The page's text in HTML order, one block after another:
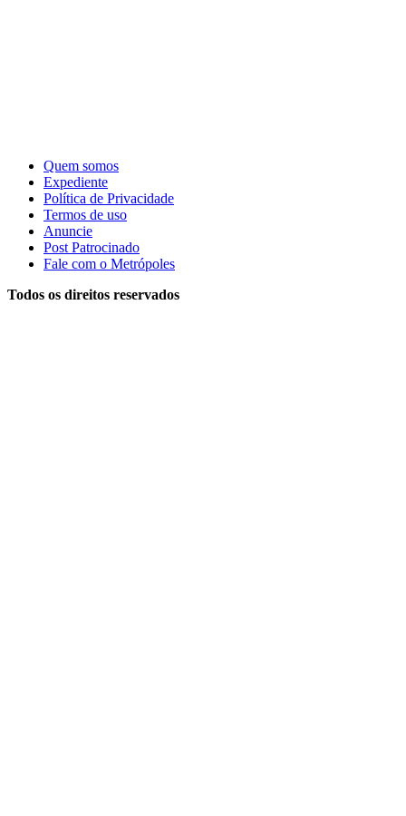
Quem somos
Expediente
Política de Privacidade
Termos de uso
Anuncie
Post Patrocinado
Fale com o Metrópoles
Todos os direitos reservados